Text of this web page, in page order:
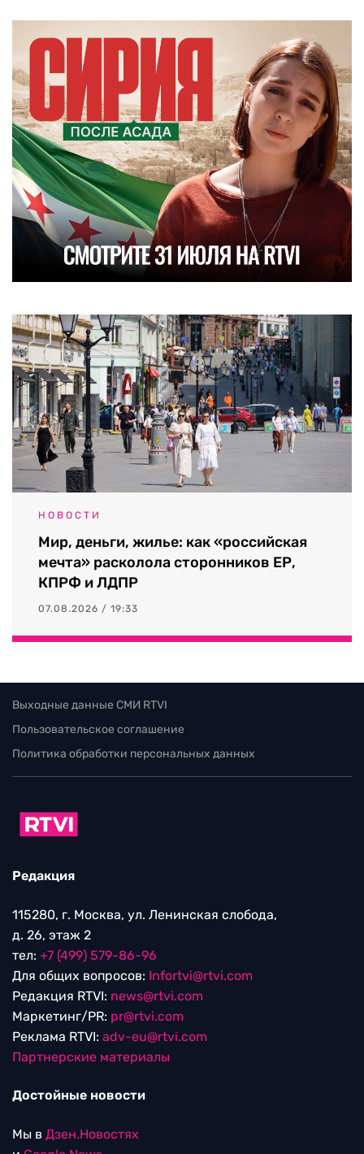
НОВОСТИ
Мир, деньги, жилье: как «российская
мечта» расколола сторонников ЕР,
КПРФ и ЛДПР
07.08.2026 / 19:33
Выходные данные СМИ RTVI
Пользовательское соглашение
Политика обработки персональных данных
Редакция
115280, г. Москва, ул. Ленинская слобода,
д. 26, этаж 2
тел: +7 (499) 579-86-96
Для общих вопросов: Infortvi@rtvi.com
Редакция RTVI: news@rtvi.com
Маркетинг/PR: pr@rtvi.com
Реклама RTVI: adv-eu@rtvi.com
Партнерские материалы
Достойные новости
Мы в Дзен.Новостях